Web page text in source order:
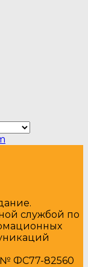
службой по
ФС77-82560